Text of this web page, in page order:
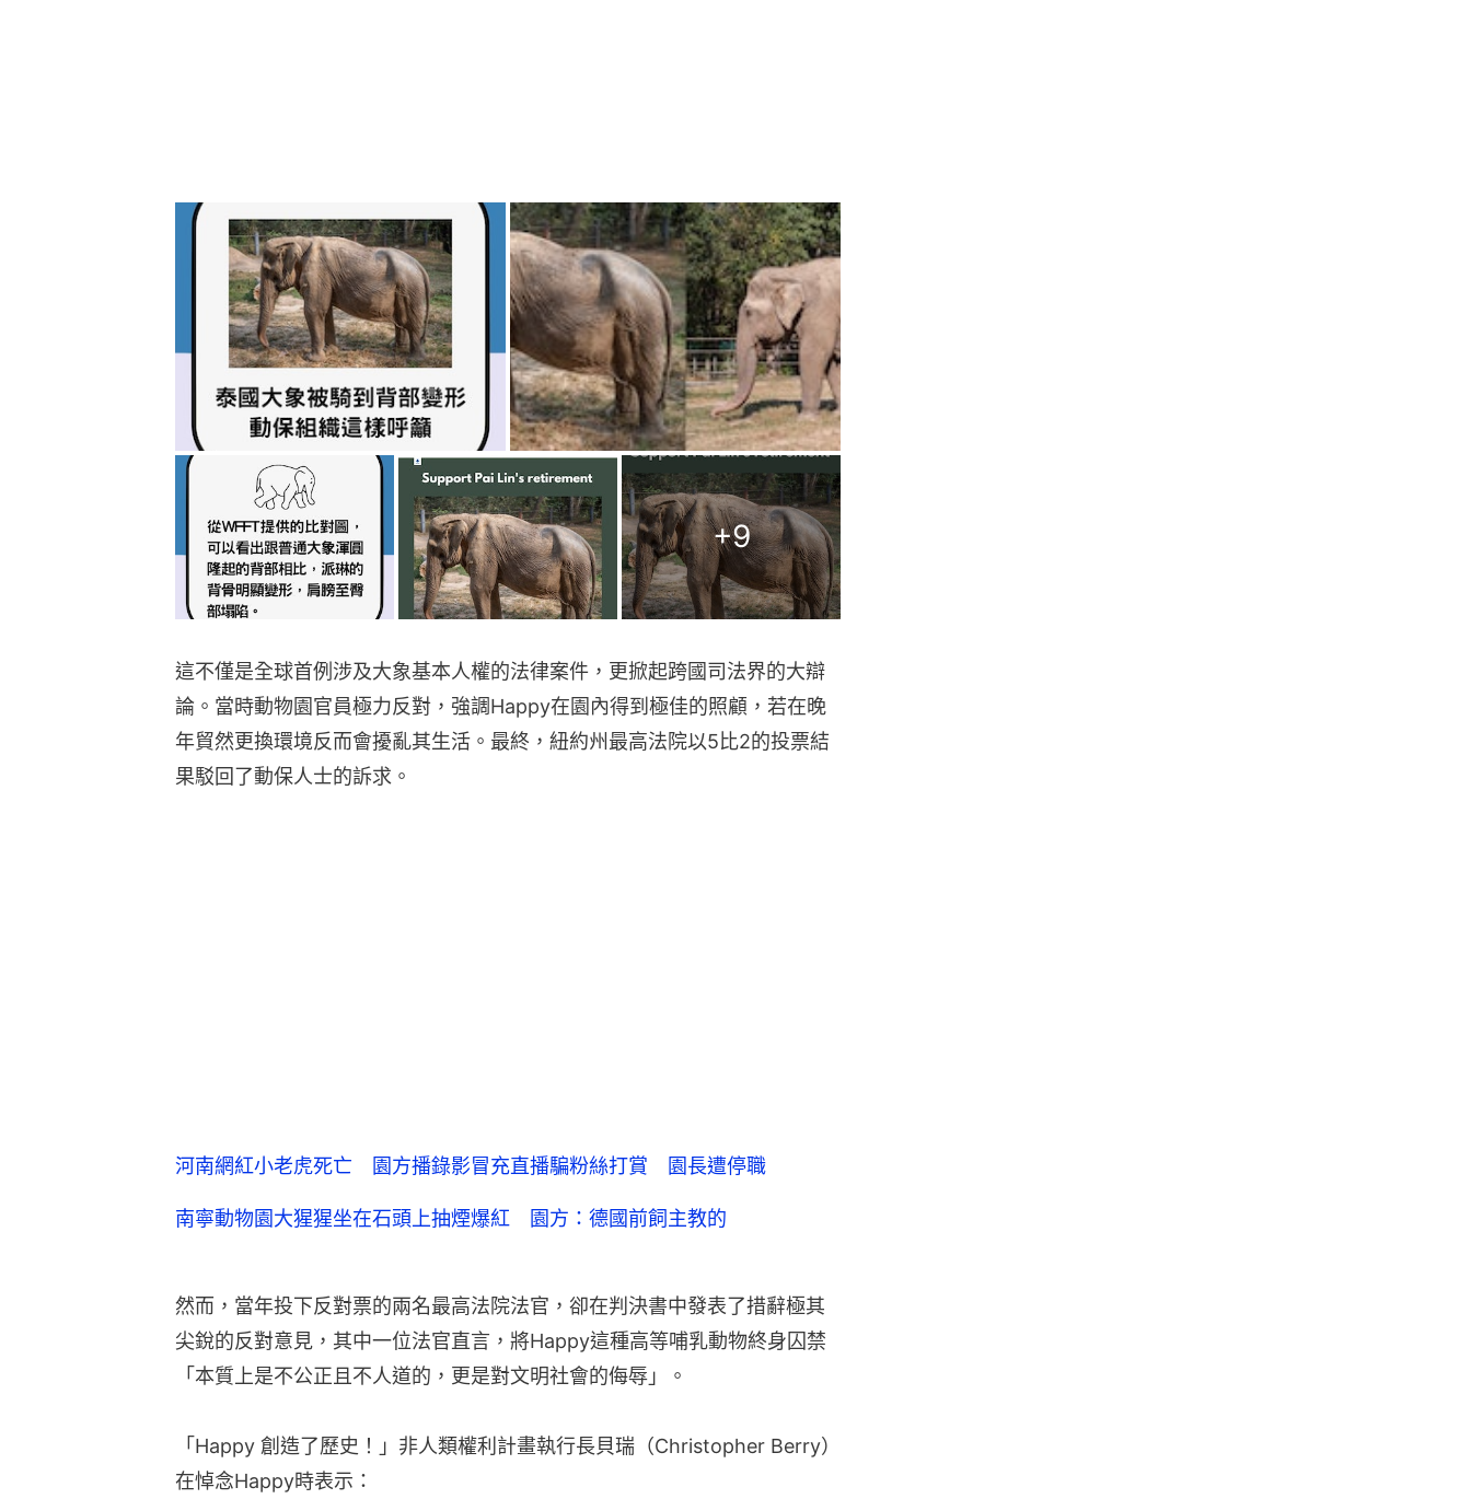
+9
這不僅是全球首例涉及大象基本人權的法律案件，更掀起跨國司法界的大辯
論。當時動物園官員極力反對，強調Happy在園內得到極佳的照顧，若在晚
年貿然更換環境反而會擾亂其生活。最終，紐約州最高法院以5比2的投票結
果駁回了動保人士的訴求。
河南網紅小老虎死亡 園方播錄影冒充直播騙粉絲打賞 園長遭停職
南寧動物園大猩猩坐在石頭上抽煙爆紅 園方：德國前飼主教的
然而，當年投下反對票的兩名最高法院法官，卻在判決書中發表了措辭極其
尖銳的反對意見，其中一位法官直言，將Happy這種高等哺乳動物終身囚禁
「本質上是不公正且不人道的，更是對文明社會的侮辱」。
「Happy 創造了歷史！」非人類權利計畫執行長貝瑞（Christopher Berry）
在悼念Happy時表示：